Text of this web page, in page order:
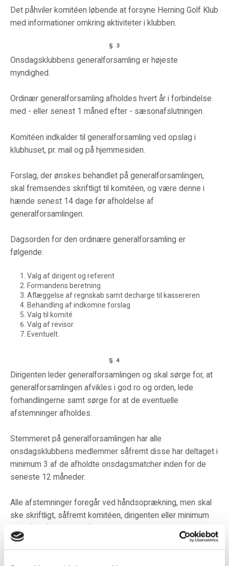
Det påhviler komitéen løbende at forsyne Herning Golf Klub
med informationer omkring aktiviteter i klubben.
§ 3
Onsdagsklubbens generalforsamling er højeste
myndighed.
Ordinær generalforsamling afholdes hvert år i forbindelse
med - eller senest 1 måned efter - sæsonafslutningen.
Komitéen indkalder til generalforsamling ved opslag i
klubhuset, pr. mail og på hjemmesiden.
Forslag, der ønskes behandlet på generalforsamlingen,
skal fremsendes skriftligt til komitéen, og være denne i
hænde senest 14 dage før afholdelse af
generalforsamlingen.
Dagsorden for den ordinære generalforsamling er
følgende:
Valg af dirigent og referent
Formandens beretning
Aflæggelse af regnskab samt decharge til kassereren
Behandling af indkomne forslag
Valg til komité
Valg af revisor
Eventuelt.
§ 4
Dirigenten leder generalforsamlingen og skal sørge for, at
generalforsamlingen afvikles i god ro og orden, lede
forhandlingerne samt sørge for at de eventuelle
afstemninger afholdes.
Stemmeret på generalforsamlingen har alle
onsdagsklubbens medlemmer såfremt disse har deltaget i
minimum 3 af de afholdte onsdagsmatcher inden for de
seneste 12 måneder.
Alle afstemninger foregår ved håndsoprækning, men skal
ske skriftligt, såfremt komitéen, dirigenten eller minimum